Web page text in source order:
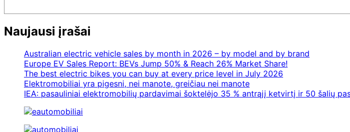
Naujausi įrašai
Australian electric vehicle sales by month in 2026 – by model and by brand
Europe EV Sales Report: BEVs Jump 50% & Reach 26% Market Share!
The best electric bikes you can buy at every price level in July 2026
Elektromobiliai yra pigesni, nei manote, greičiau nei manote
IEA: pasauliniai elektromobilių pardavimai šoktelėjo 35 % antrąjį ketvirtį ir 50 šalių